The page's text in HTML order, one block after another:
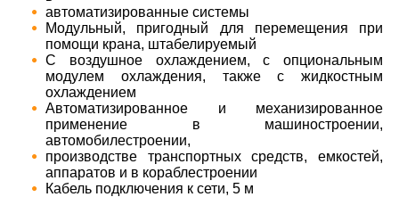
автоматизированные системы
Модульный, пригодный для перемещения при
помощи крана, штабелируемый
С воздушное охлаждением, с опциональным
модулем охлаждения, также с жидкостным
охлаждением
Автоматизированное и механизированное
применение в машиностроении,
автомобилестроении,
производстве транспортных средств, емкостей,
аппаратов и в кораблестроении
Кабель подключения к сети, 5 м